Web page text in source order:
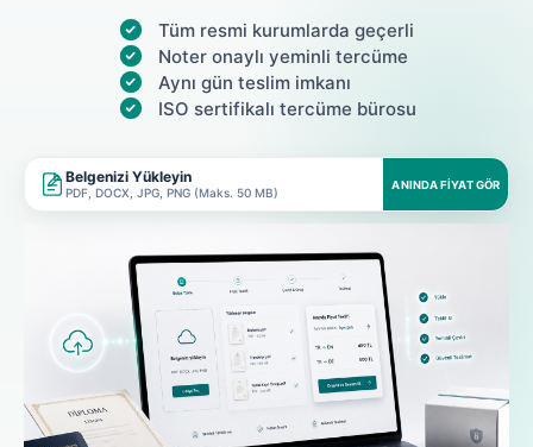
Tüm resmi kurumlarda geçerli
Noter onaylı yeminli tercüme
Aynı gün teslim imkanı
ISO sertifikalı tercüme bürosu
Belgenizi Yükleyin
PDF, DOCX, JPG, PNG (Maks. 50 MB)
ANINDA FIYAT GÖR